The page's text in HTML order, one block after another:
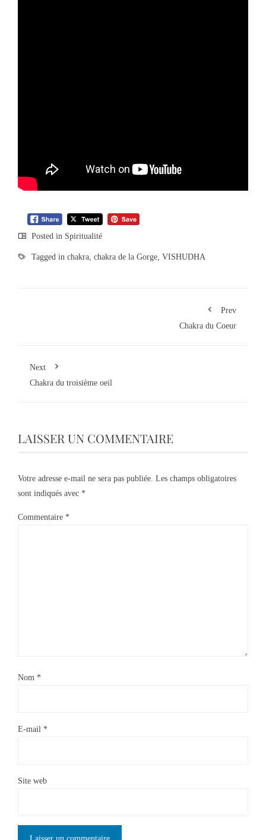
Posted in Spiritualité
Tagged in chakra chakra de la Gorge VISHUDHA
Prev
Chakra du Coeur
Next
Chakra du troisième oeil
LAISSER UN COMMENTAIRE
Votre adresse e-mail ne sera pas publiée. Les champs obligatoires
sont indiqués avec *
Commentaire *
Nom *
E-mail *
Site web